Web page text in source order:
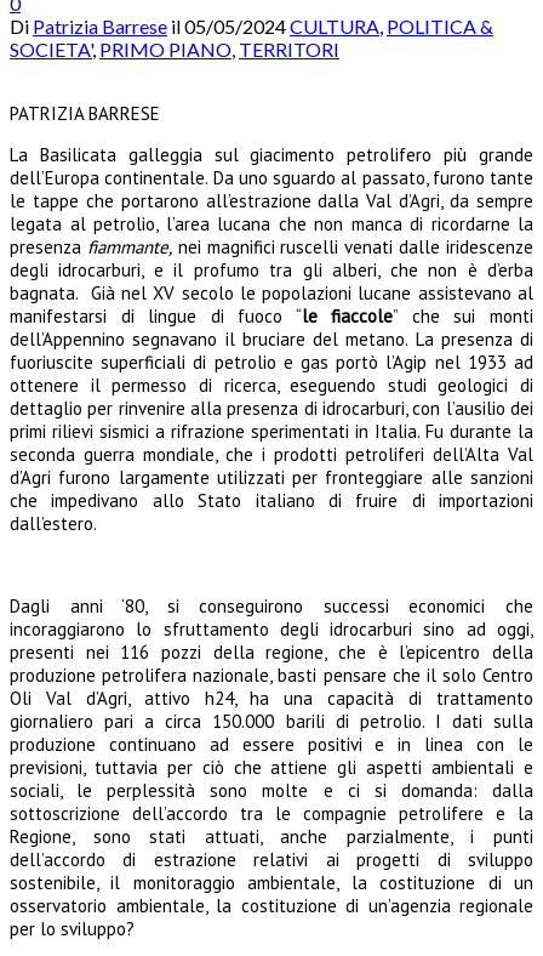
Di Patrizia Barrese il05/05/2024CULTURA, POLITICA &
SOCIETA', PRIMO PIANO, TERRITORI
PATRIZIA BARRESE
La Basilicata galleggia sul giacimento petrolifero più grande
dell’Europa continentale. Da uno sguardo al passato, furono tante
le tappe che portarono all’estrazione dalla Val d’Agri, da sempre
legata al petrolio, l’area lucana che non manca di ricordarne la
presenza fiammante,nei magnifici ruscelli venati dalle iridescenze
degli idrocarburi, e il profumo tra gli alberi, che non è d’erba
bagnata. Già nel XV secolo le popolazioni lucane assistevano al
manifestarsi di lingue di fuoco “le fiaccole” che sui monti
dell’Appennino segnavano il bruciare del metano. La presenza di
fuoriuscite superficiali di petrolio e gas portò l’Agip nel 1933 ad
ottenere il permesso di ricerca, eseguendo studi geologici di
dettaglio per rinvenire alla presenza di idrocarburi, con l’ausilio dei
primi rilievi sismici a rifrazione sperimentati in Italia. Fu durante la
seconda guerra mondiale, che i prodotti petroliferi dell’Alta Val
d’Agri furono largamente utilizzati per fronteggiare alle sanzioni
che impedivano allo Stato italiano di fruire di importazioni
dall’estero.
Dagli anni ‘80, si conseguirono successi economici che
incoraggiarono lo sfruttamento degli idrocarburi sino ad oggi,
presenti nei 116 pozzi della regione, che è l’epicentro della
produzione petrolifera nazionale, basti pensare che il solo Centro
Oli Val d’Agri, attivo h24, ha una capacità di trattamento
giornaliero pari a circa 150.000 barili di petrolio. I dati sulla
produzione continuano ad essere positivi e in linea con le
previsioni, tuttavia per ciò che attiene gli aspetti ambientali e
sociali, le perplessità sono molte e ci si domanda: dalla
sottoscrizione dell’accordo tra le compagnie petrolifere e la
Regione, sono stati attuati, anche parzialmente, i punti
dell’accordo di estrazione relativi ai progetti di sviluppo
sostenibile, il monitoraggio ambientale, la costituzione di un
osservatorio ambientale, la costituzione di un’agenzia regionale
per lo sviluppo?